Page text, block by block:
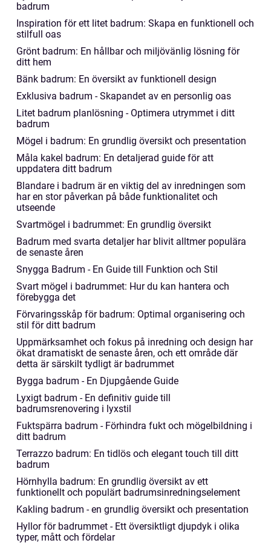
badrum
Inspiration för ett litet badrum: Skapa en funktionell och
stilfull oas
Grönt badrum: En hållbar och miljövänlig lösning för
ditt hem
Bänk badrum: En översikt av funktionell design
Exklusiva badrum - Skapandet av en personlig oas
Litet badrum planlösning - Optimera utrymmet i ditt
badrum
Mögel i badrum: En grundlig översikt och presentation
Måla kakel badrum: En detaljerad guide för att
uppdatera ditt badrum
Blandare i badrum är en viktig del av inredningen som
har en stor påverkan på både funktionalitet och
utseende
Svartmögel i badrummet: En grundlig översikt
Badrum med svarta detaljer har blivit alltmer populära
de senaste åren
Snygga Badrum - En Guide till Funktion och Stil
Svart mögel i badrummet: Hur du kan hantera och
förebygga det
Förvaringsskåp för badrum: Optimal organisering och
stil för ditt badrum
Uppmärksamhet och fokus på inredning och design har
ökat dramatiskt de senaste åren, och ett område där
detta är särskilt tydligt är badrummet
Bygga badrum - En Djupgående Guide
Lyxigt badrum - En definitiv guide till
badrumsrenovering i lyxstil
Fuktspärra badrum - Förhindra fukt och mögelbildning i
ditt badrum
Terrazzo badrum: En tidlös och elegant touch till ditt
badrum
Hörnhylla badrum: En grundlig översikt av ett
funktionellt och populärt badrumsinredningselement
Kakling badrum - en grundlig översikt och presentation
Hyllor för badrummet - Ett översiktligt djupdyk i olika
typer, mått och fördelar